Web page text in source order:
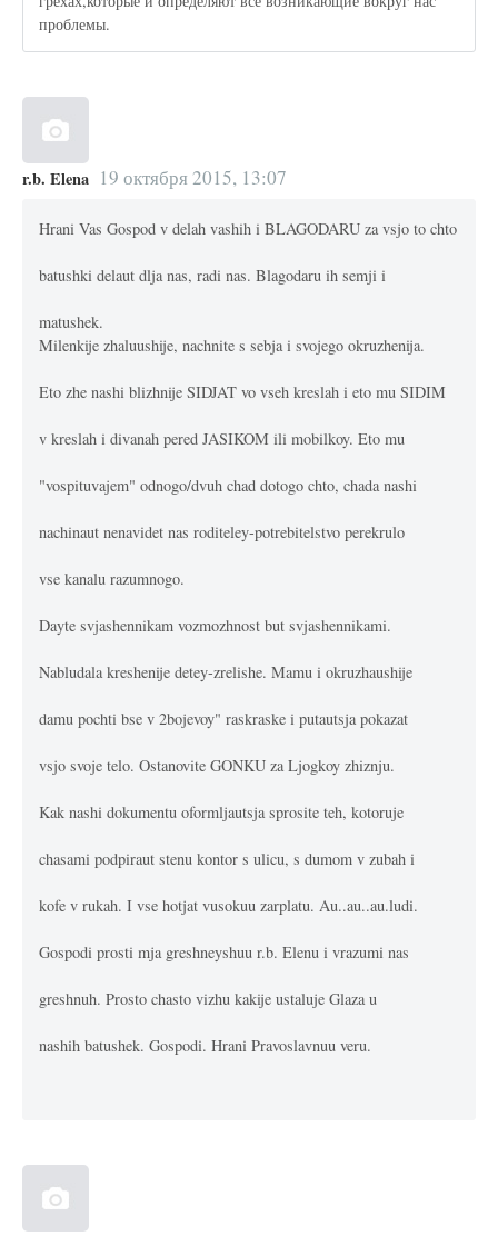
проблемы.
r.b. Elena 19 октября 2015, 13:07
Hrani Vas Gospod v delah vashih i BLAGODARU za vsjo to chto
batushki delaut dlja nas, radi nas. Blagodaru ih semji i
matushek.
Milenkije zhaluushije, nachnite s sebja i svojego okruzhenija.
Eto zhe nashi blizhnije SIDJAT vo vseh kreslah i eto mu SIDIM
v kreslah i divanah pered JASIKOM ili mobilkoy. Eto mu
"vospituvajem" odnogo/dvuh chad dotogo chto, chada nashi
nachinaut nenavidet nas roditeley-potrebitelstvo perekrulo
vse kanalu razumnogo.
Dayte svjashennikam vozmozhnost but svjashennikami.
Nabludala kreshenije detey-zrelishe. Mamu i okruzhaushije
damu pochti bse v 2bojevoy" raskraske i putautsja pokazat
vsjo svoje telo. Ostanovite GONKU za Ljogkoy zhiznju.
Kak nashi dokumentu oformljautsja sprosite teh, kotoruje
chasami podpiraut stenu kontor s ulicu, s dumom v zubah i
kofe v rukah. I vse hotjat vusokuu zarplatu. Au..au..au.ludi.
Gospodi prosti mja greshneyshuu r.b. Elenu i vrazumi nas
greshnuh. Prosto chasto vizhu kakije ustaluje Glaza u
nashih batushek. Gospodi. Hrani Pravoslavnuu veru.